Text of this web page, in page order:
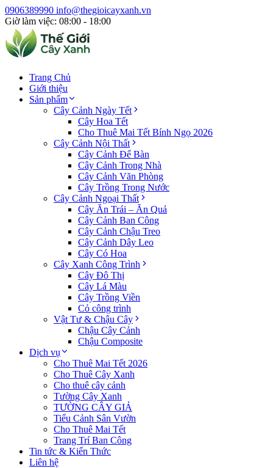
0906389990 info@thegioicayxanh.vn
Giờ làm việc: 08:00 - 18:00
Trang Chủ
Giới thiệu
Sản phẩm
Cây Cảnh Ngày Tết
Cây Hoa Tết
Cho Thuê Mai Tết Bính Ngọ 2026
Cây Cảnh Nội Thất
Cây Cảnh Để Bàn
Cây Cảnh Trong Nhà
Cây Cảnh Văn Phòng
Cây Trồng Trong Nước
Cây Cảnh Ngoại Thất
Cây Ăn Trái – Ăn Quả
Cây Cảnh Ban Công
Cây Cảnh Chậu Treo
Cây Cảnh Dây Leo
Cây Có Hoa
Cây Xanh Công Trình
Cây Đô Thị
Cây Lá Màu
Cây Trồng Viền
Cỏ công trình
Vật Tư & Chậu Cây
Chậu Cây Cảnh
Chậu Composite
Dịch vụ
Cho Thuê Mai Tết 2026
Cho Thuê Cây Xanh
Cho thuê cây cảnh
Tường Cây Xanh
TƯỜNG CÂY GIẢ
Tiểu Cảnh Sân Vườn
Cho Thuê Mai Tết
Trang Trí Ban Công
Tin tức & Kiến Thức
Liên hệ